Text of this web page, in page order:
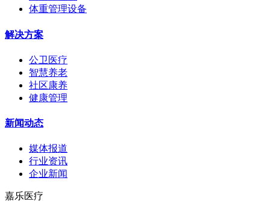
体重管理设备
解决方案
公卫医疗
智慧养老
社区康养
健康管理
新闻动态
媒体报道
行业资讯
企业新闻
嘉乐医疗